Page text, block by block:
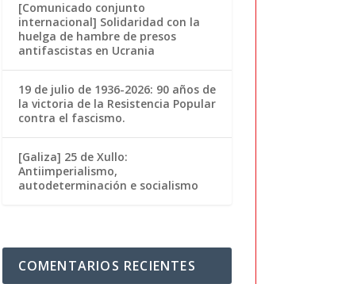
[Comunicado conjunto
internacional] Solidaridad con la
huelga de hambre de presos
antifascistas en Ucrania
19 de julio de 1936-2026: 90 años de
la victoria de la Resistencia Popular
contra el fascismo.
[Galiza] 25 de Xullo:
Antiimperialismo,
autodeterminación e socialismo
COMENTARIOS RECIENTES